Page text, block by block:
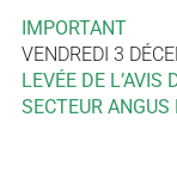
IMPORTANT
VENDREDI 3
LEVÉE DE L’AVIS
SECTEUR